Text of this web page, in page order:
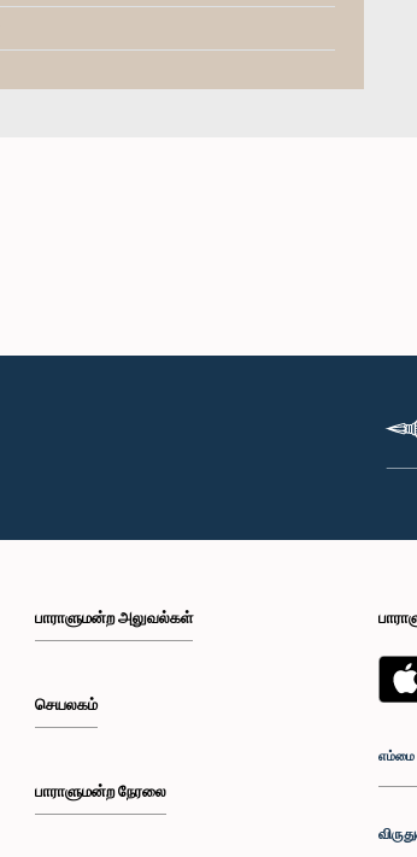
பாராளுமன்ற அலுவல்கள்
செயலகம்
பாராளுமன்ற நேரலை